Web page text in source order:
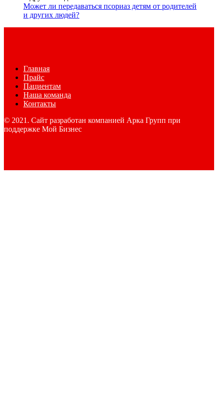
Может ли передаваться псориаз детям от родителей
и других людей?
Главная
Прайс
Пациентам
Наша команда
Контакты
© 2021. Сайт разработан компанией Арка Групп при
поддержке Мой Бизнес